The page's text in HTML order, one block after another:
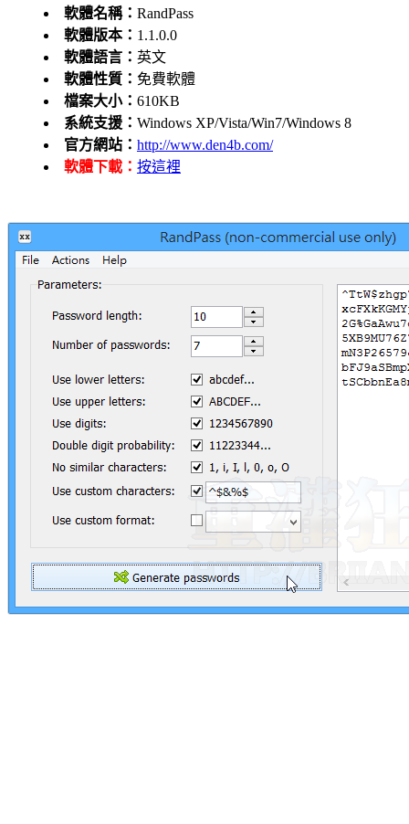
軟體名稱： RandPass
軟體版本： 1.1.0.0
軟體語言： 英文
軟體性質： 免費軟體
檔案大小： 610KB
系統支援： Windows XP/Vista/Win7/Windows 8
官方網站： http://www.den4b.com/
軟體下載： 按這裡